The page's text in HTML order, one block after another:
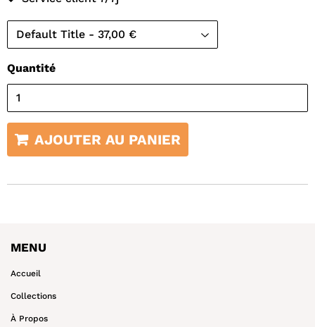
Quantité
AJOUTER AU PANIER
MENU
Accueil
Collections
À Propos